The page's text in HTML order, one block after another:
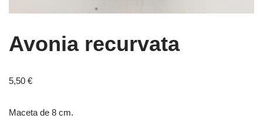
Avonia recurvata
5,50 €
Maceta de 8 cm.